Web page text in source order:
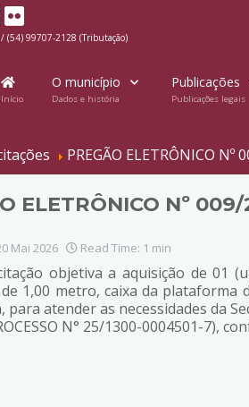
(54) 99707-2128 (Tributação)
Início
O município
Dados e história
Publicações
Publicações legais
PREGÃO ELETRÔNICO
ELETRÔNICO Nº
Mai 2026 Read Time: 1 min
objetiva a aquisição de 01
1,00 metro, caixa da
para atender as necessidades da
N° 25/1300-0004501-7),